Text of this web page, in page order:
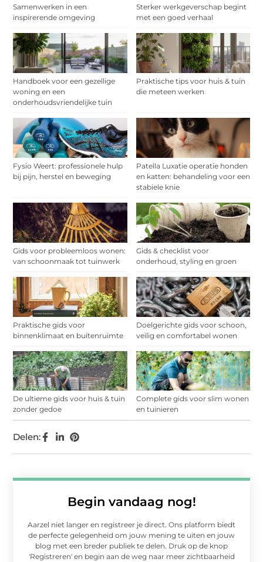
Samenwerken in een
inspirerende omgeving
Sterker werkgeverschap begint
met een goed verhaal
Handboek voor een gezellige
woning en een
onderhoudsvriendelijke tuin
Praktische tips voor huis & tuin
die meteen werken
Fysio Weert: professionele hulp
bij pijn, herstel en beweging
Patella Luxatie operatie honden
en katten: behandeling voor een
stabiele knie
Gids voor probleemloos wonen:
van schoonmaak tot tuinwerk
Gids & checklist voor
onderhoud, styling en groen
Praktische gids voor
binnenklimaat en buitenruimte
Doelgerichte gids voor schoon,
veilig en comfortabel wonen
De ultieme gids voor huis & tuin
zonder gedoe
Complete gids voor slim wonen
en tuinieren
Begin vandaag nog!
Aarzel niet langer en registreer je direct. Ons platform biedt
de perfecte gelegenheid om jouw mening te uiten en jouw
blog met een breder publiek te delen. Druk op de knop
'Registreren' en begin aan de weg naar meer zichtbaarheid
Delen: